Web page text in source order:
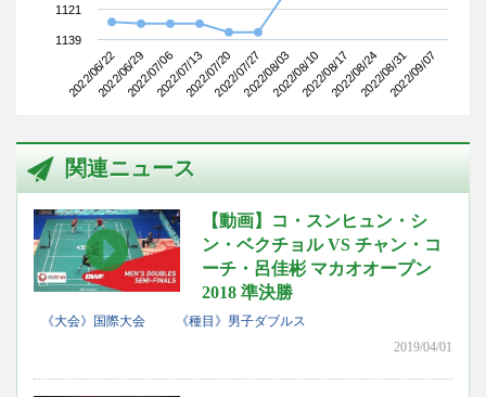
2022/06/222022/06/292022/07/062022/07/132022/07/202022/07/272022/08/032022/08/102022/08/172022/08/242022/08/312022/09/07
1121
1139
関連ニュース
【動画】コ・スンヒュン・シ
ン・ベクチョル VS チャン・コ
ーチ・呂佳彬 マカオオープン
2018 準決勝
《大会》国際大会
《種目》男子ダブルス
2019/04/01